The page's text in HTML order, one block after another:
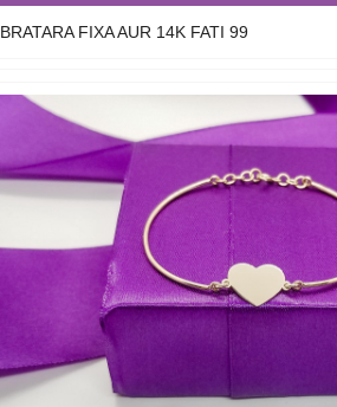
BRATARA FIXA AUR 14K FATI 99